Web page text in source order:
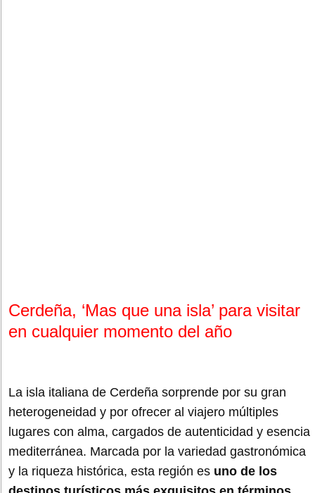
Cerdeña, ‘Mas que una isla’ para visitar
en cualquier momento del año
La isla italiana de Cerdeña sorprende por su gran
heterogeneidad y por ofrecer al viajero múltiples
lugares con alma, cargados de autenticidad y esencia
mediterránea. Marcada por la variedad gastronómica
y la riqueza histórica, esta región es uno de los